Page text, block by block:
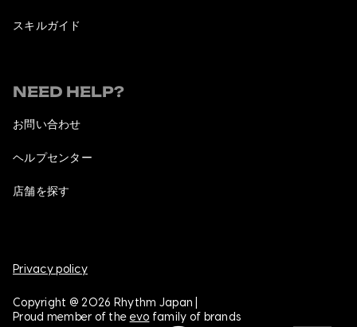
スキルガイド
NEED HELP?
お問い合わせ
ヘルプセンター
店舗を探す
Privacy policy
Copyright @ 2026 Rhythm Japan |
Proud member of the evo family of brands